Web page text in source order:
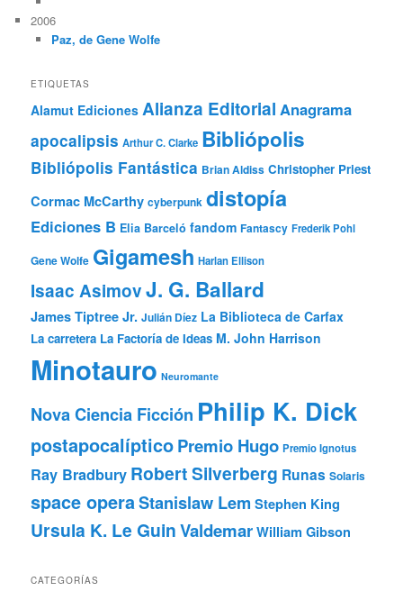
2006
Paz, de Gene Wolfe
ETIQUETAS
Alamut Ediciones Alianza Editorial Anagrama
apocalipsis Arthur C. Clarke Bibliópolis
Bibliópolis Fantástica Brian Aldiss Christopher Priest
Cormac McCarthy cyberpunk distopía
Ediciones B Elia Barceló fandom Fantascy Frederik Pohl
Gene Wolfe Gigamesh Harlan Ellison
Isaac AsimovJ. G. Ballard
James Tiptree Jr. Julián Díez La Biblioteca de Carfax
La carretera La Factoría de Ideas M. John Harrison
Minotauro Neuromante
Nova Ciencia Ficción Philip K. Dick
postapocalípticoPremio Hugo Premio Ignotus
Ray Bradbury Robert Silverberg Runas Solaris
space operaStanislaw Lem Stephen King
Ursula K. Le GuinValdemarWilliam Gibson
CATEGORÍAS